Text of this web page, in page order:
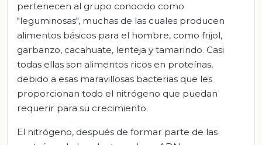
pertenecen al grupo conocido como
"leguminosas", muchas de las cuales producen
alimentos básicos para el hombre, como frijol,
garbanzo, cacahuate, lenteja y tamarindo. Casi
todas ellas son alimentos ricos en proteínas,
debido a esas maravillosas bacterias que les
proporcionan todo el nitrógeno que puedan
requerir para su crecimiento.
El nitrógeno, después de formar parte de las